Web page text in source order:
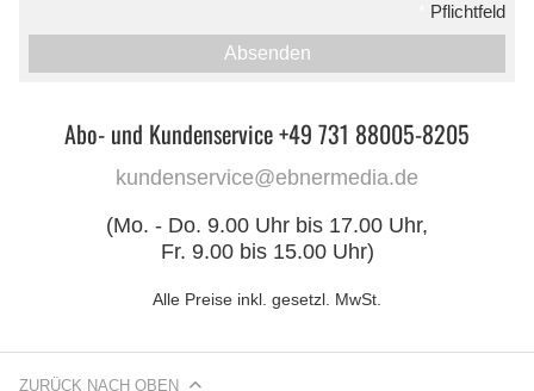
Pflichtfeld
Absenden
Abo- und Kundenservice +49 731 88005-8205
kundenservice@ebnermedia.de
(Mo. - Do. 9.00 Uhr bis 17.00 Uhr,
Fr. 9.00 bis 15.00 Uhr)
Alle Preise inkl. gesetzl. MwSt.
ZURÜCK NACH OBEN